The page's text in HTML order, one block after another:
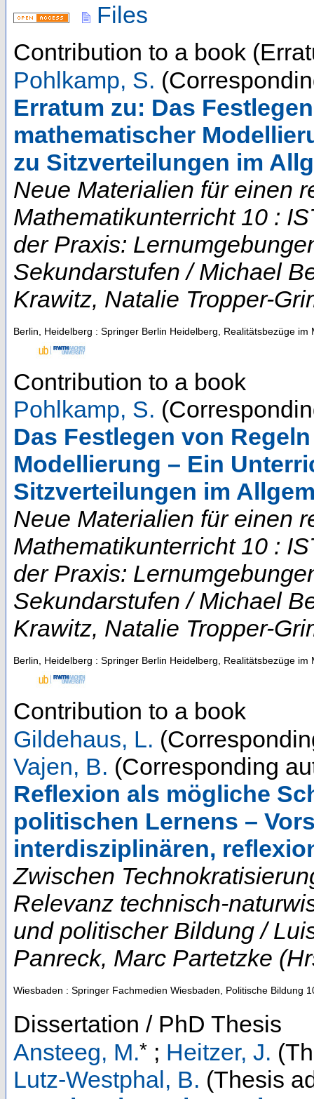
Files
Contribution to a book
Pohlkamp, S.
Erratum zu: Das
mathematischer
zu Sitzverteilungen im
Neue Materialien für einen
Mathematikunterricht 10 :
der Praxis:
Sekundarstufen / Michael
Krawitz, Natalie Tropper-
Berlin, Heidelberg : Springer Berlin Heidelberg, Realitätsbezüge im
Contribution to a book
Pohlkamp, S.
Das Festlegen von
Modellierung – Ein
Sitzverteilungen im
Neue Materialien für einen
Mathematikunterricht 10 :
der Praxis:
Sekundarstufen / Michael
Krawitz, Natalie Tropper-
Berlin, Heidelberg : Springer Berlin Heidelberg, Realitätsbezüge im
Contribution to a book
Gildehaus, L.
Vajen, B. (Corresponding
Reflexion als mögliche
politischen Lernens –
interdisziplinären,
Zwischen
Relevanz technisch-
und politischer Bildung /
Panreck, Marc Partetzke
Wiesbaden : Springer Fachmedien Wiesbaden, Politische Bildung
Dissertation / PhD Thesis
Ansteeg, M.* ; Heitzer, J.
Lutz-Westphal, B. (Thesis